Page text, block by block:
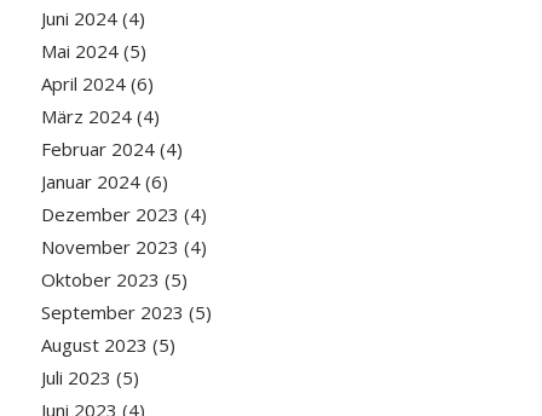
Juni 2024(4)
Mai 2024(5)
April 2024(6)
März 2024(4)
Februar 2024(4)
Januar 2024(6)
Dezember 2023 (4)
November 2023 (4)
Oktober 2023 (5)
September 2023 (5)
August 2023 (5)
Juli 2023 (5)
Juni 2023 (4)